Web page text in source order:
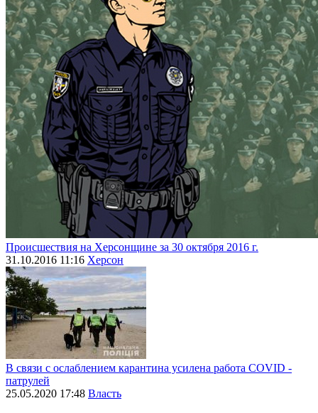
Происшествия на Херсонщине за 30 октября 2016 г.
31.10.2016 11:16 Херсон
В связи с ослаблением карантина усилена работа СОVID -
патрулей
25.05.2020 17:48 Власть